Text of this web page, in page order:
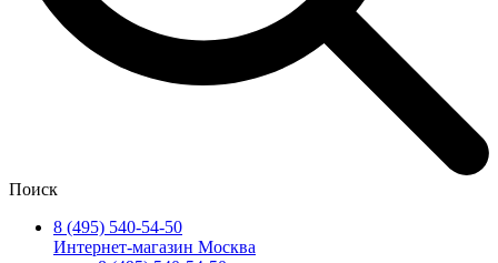
Поиск
8 (495) 540-54-50
Интернет-магазин Москва